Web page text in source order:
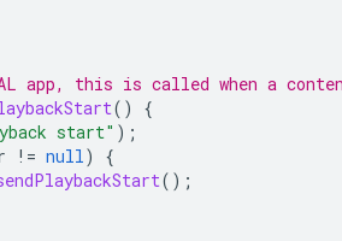
app, this is called when a
()
{
start" );
!= null)
{
();